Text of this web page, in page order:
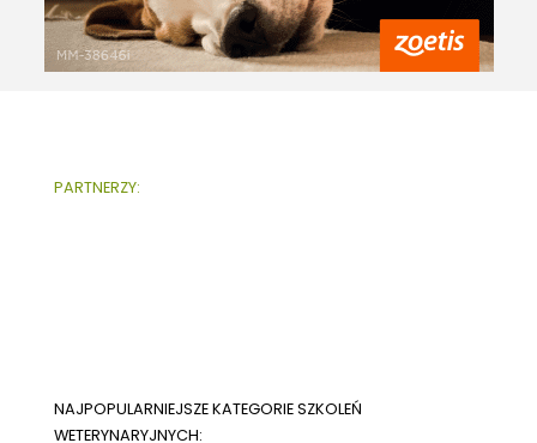
PARTNERZY:
NAJPOPULARNIEJSZE KATEGORIE SZKOLEŃ
WETERYNARYJNYCH: